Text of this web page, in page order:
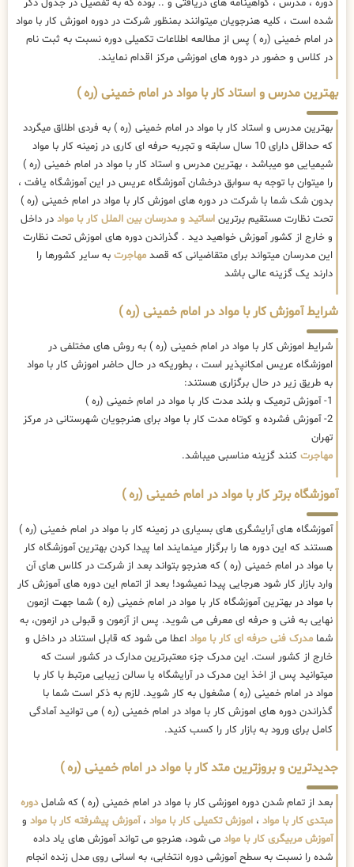
دوره ، مدرس ، گواهینامه های دریافتی و .. بوده که به تفصیل در جدول ذکر
شده است ، کلیه هنرجویان میتوانند بمنظور شرکت در دوره اموزش کار با مواد
در امام خمینی (ره ) پس از مطالعه اطلاعات تکمیلی دوره نسبت به ثبت نام
در کلاس و حضور در دوره های اموزشی مرکز اقدام نمایند.
بهترین مدرس و استاد کار با مواد در امام خمینی (ره )
بهترین مدرس و استاد کار با مواد در امام خمینی (ره ) به فردی اطلاق میگردد
که حداقل دارای 10 سال سابقه و تجربه حرفه ای کاری در زمینه کار با مواد
شیمیایی مو میباشد ، بهترین مدرس و استاد کار با مواد در امام خمینی (ره )
را میتوان با توجه به سوابق درخشان آموزشگاه عریس در این آموزشگاه یافت ،
بدون شک شما با شرکت در دوره های اموزش کار با مواد در امام خمینی (ره )
تحت نظارت مستقیم برترین اساتید و مدرسان بین الملل کار با مواد در داخل
و خارج از کشور آموزش خواهید دید . گذراندن دوره های اموزش تحت نظارت
این مدرسان میتواند برای متقاضیانی که قصد مهاجرت به سایر کشورها را
دارند یک گزینه عالی باشد
شرایط آموزش کار با مواد در امام خمینی (ره )
شرایط اموزش کار با مواد در امام خمینی (ره ) به روش های مختلفی در
اموزشگاه عریس امکانپذیر است ، بطوریکه در حال حاضر اموزش کار با مواد
به طریق زیر در حال برگزاری هستند:
1- آموزش ترمیک و بلند مدت کار با مواد در امام خمینی (ره )
2- آموزش فشرده و کوتاه مدت کار با مواد برای هنرجویان شهرستانی در مرکز
تهران
مهاجرت کنند گزینه مناسبی میباشد.
آموزشگاه برتر کار با مواد در امام خمینی (ره )
آموزشگاه های آرایشگری های بسیاری در زمینه کار با مواد در امام خمینی (ره )
هستند که این دوره ها را برگزار مینمایند اما پیدا کردن بهترین آموزشگاه کار
با مواد در امام خمینی (ره ) که هنرجو بتواند بعد از شرکت در کلاس های آن
وارد بازار کار شود هرجایی پیدا نمیشود! بعد از اتمام این دوره های آموزش کار
با مواد در بهترین آموزشگاه کار با مواد در امام خمینی (ره ) شما جهت ازمون
نهایی به فنی و حرفه ای معرفی می شوید. پس از آزمون و قبولی در ازمون، به
شما مدرک فنی حرفه ای کار با مواد اعطا می شود که قابل استناد در داخل و
خارج از کشور است. این مدرک جزء معتبرترین مدارک در کشور است که
میتوانید پس از اخذ این مدرک در آرایشگاه یا سالن زیبایی مرتبط با کار با
مواد در امام خمینی (ره ) مشغول به کار شوید. لازم به ذکر است شما با
گذراندن دوره های اموزش کار با مواد در امام خمینی (ره ) می توانید آمادگی
کامل برای ورود به بازار کار را کسب کنید.
جدیدترین و بروزترین متد کار با مواد در امام خمینی (ره )
بعد از تمام شدن دوره اموزشی کار با مواد در امام خمینی (ره ) که شاملدوره
مبتدی کار با مواد ، اموزش تکمیلی کار با مواد ،آموزش پیشرفته کار با مواد و
آموزش مربیگری کار با مواد می شود، هنرجو می تواند آموزش های یاد داده
شده را نسبت به سطح آموزشی دوره انتخابی، به اسانی روی مدل زنده انجام